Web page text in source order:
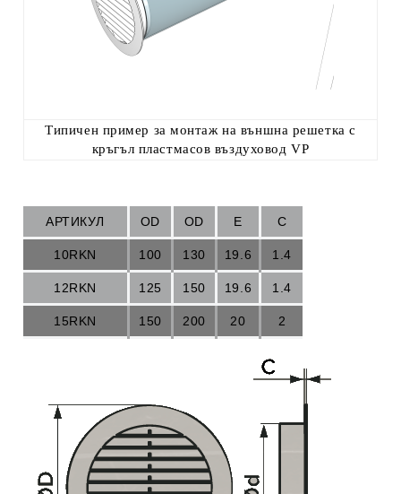
Типичен пример за монтаж на външна решетка с
кръгъл пластмасов въздуховод VP
АРТИКУЛ OD OD E C
10RKN 100 130 19.6 1.4
12RKN 125 150 19.6 1.4
15RKN 150 200 20 2